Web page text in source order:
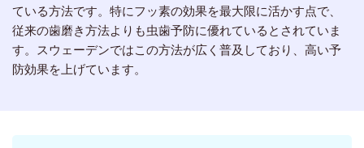
ている方法です。特にフッ素の効果を最大限に活かす点で、
従来の歯磨き方法よりも虫歯予防に優れているとされていま
す。スウェーデンではこの方法が広く普及しており、高い予
防効果を上げています。